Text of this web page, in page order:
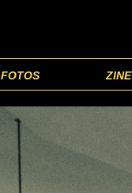
FOTOS ZINE